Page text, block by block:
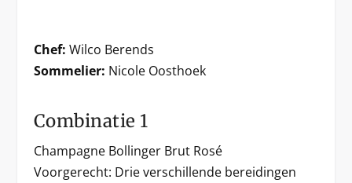
Chef: Wilco Berends
Sommelier: Nicole Oosthoek
Combinatie 1
Champagne Bollinger Brut Rosé
Voorgerecht: Drie verschillende bereidingen